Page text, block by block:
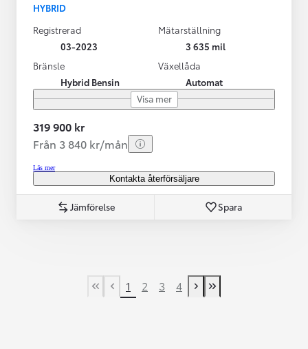
HYBRID
Registrerad
03-2023
Mätarställning
3 635 mil
Bränsle
Hybrid Bensin
Växellåda
Automat
Visa mer
319 900 kr
Från 3 840 kr/mån
Läs mer
Kontakta återförsäljare
Jämförelse Spara
First Page
Previous page
1 2 3 4
Next page
Last Page